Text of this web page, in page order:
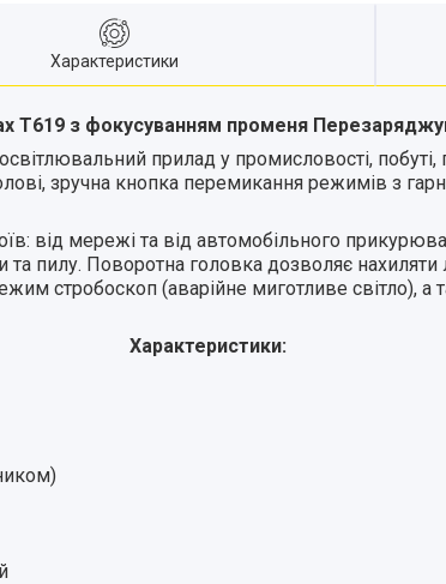
Характеристики
Т619 з фокусуванням променя
прилад у промисловості,
зручна кнопка перемикання режимів з
від мережі та від автомобільного
та пилу. Поворотна головка дозволяє
стробоскоп (аварійне миготливе
Характеристики: